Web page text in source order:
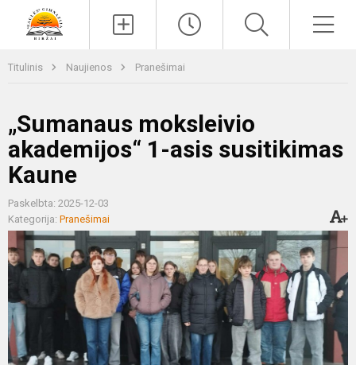
Titulinis Naujienos Pranešimai
„Sumanaus moksleivio
akademijos“ 1-asis susitikimas
Kaune
Paskelbta: 2025-12-03
Kategorija: Pranešimai